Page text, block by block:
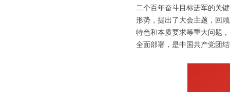
二个百年奋斗目标进军的关
形势，提出了大会主题，回
特色和本质要求等重大问题
全面部署，是中国共产党团